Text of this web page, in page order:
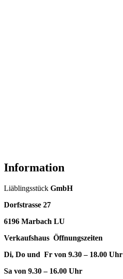
Information
Liäblingsstück GmbH
Dorfstrasse 27
6196 Marbach LU
Verkaufshaus Öffnungszeiten
Di, Do und Fr von 9.30 – 18.00 Uhr
Sa von 9.30 – 16.00 Uhr